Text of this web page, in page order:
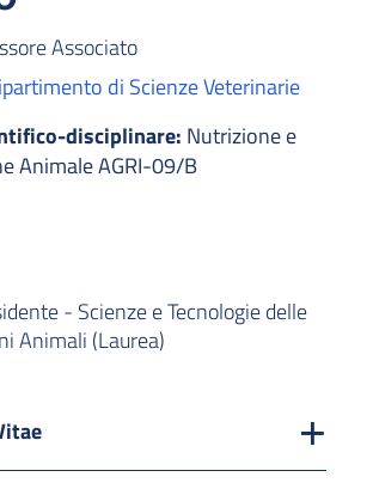
Associato
di Scienze Veterinarie
disciplinare: Nutrizione e
Animale AGRI-09/B
- Scienze e Tecnologie delle
Animali (Laurea)